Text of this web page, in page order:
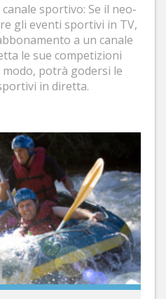
sportivo: Se il neo-
gli eventi sportivi in TV,
a un canale
le sue competizioni
potrà godersi le
in diretta.